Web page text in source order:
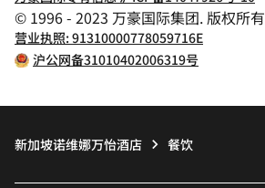
© 1996 - 2023 万豪国际集团. 版权所有
营业执照: 91310000778059716E
沪公网备31010402006319号
新加坡诺维娜万怡酒店 餐饮